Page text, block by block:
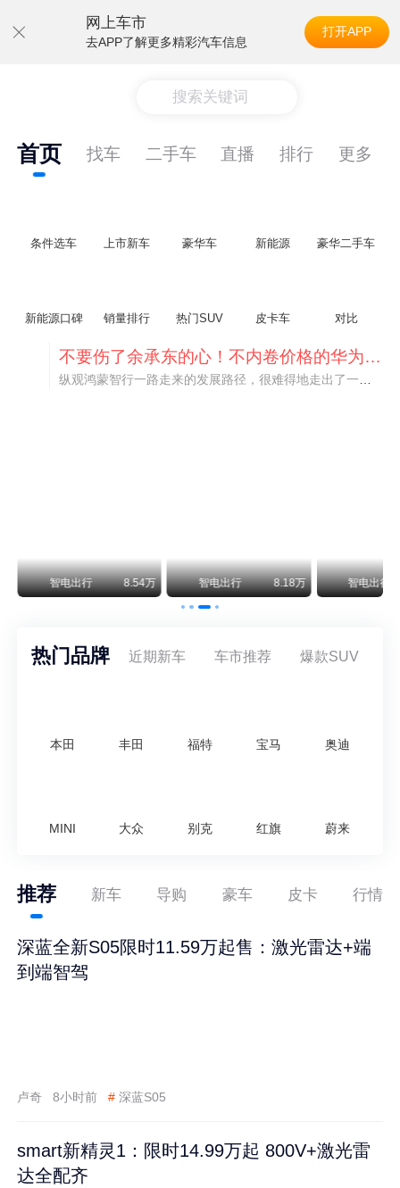
网上车市
去APP了解更多精彩汽车信息
打开APP
搜索关键词
首页 找车 二手车 直播 排行 更多
条件选车 上市新车 豪华车 新能源 豪华二手车
新能源口碑 销量排行 热门SUV 皮卡车 对比
不要伤了余承东的心！不内卷价格的华为，弥足珍贵！
智电出行 8.54万 智电出行 8.18万 智电出行
热门品牌 近期新车 车市推荐 爆款SUV
本田 丰田 福特 宝马 奥迪
MINI 大众 别克 红旗 蔚来
推荐 新车 导购 豪车 皮卡 行情
深蓝全新S05限时11.59万起售：激光雷达+端
到端智驾
卢奇 8小时前 # 深蓝S05
smart新精灵1：限时14.99万起 800V+激光雷
达全配齐